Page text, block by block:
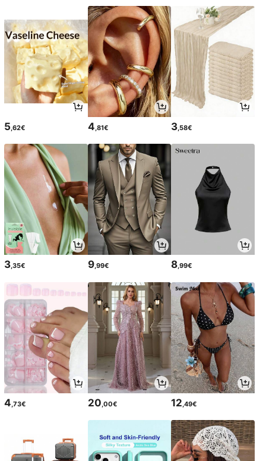
5,62€ 4,81€ 3,58€
3,35€ 9,99€ 8,99€
4 ,73€ 20 ,00€ 12 ,49€